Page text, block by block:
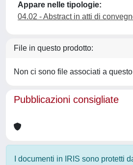
Appare nelle tipologie:
04.02 - Abstract in atti di
File in questo prodotto:
Non ci sono file associati a
Pubblicazioni consigliate
I documenti in IRIS sono protetti